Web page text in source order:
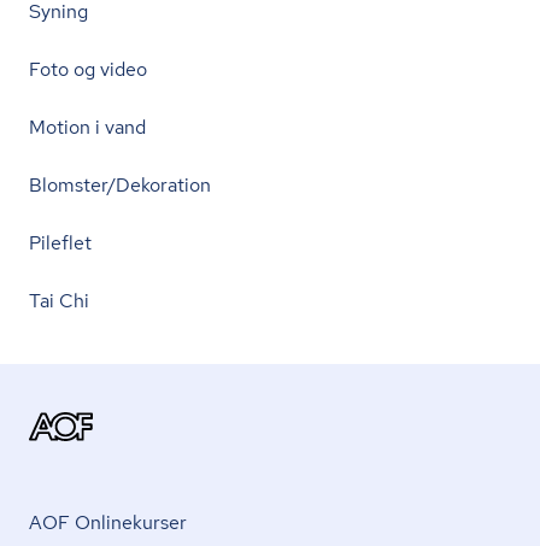
Syning
Foto og video
Motion i vand
Blomster/Dekoration
Pileflet
Tai Chi
AOF Onlinekurser